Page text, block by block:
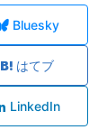
Bluesky
はてブ
LinkedIn